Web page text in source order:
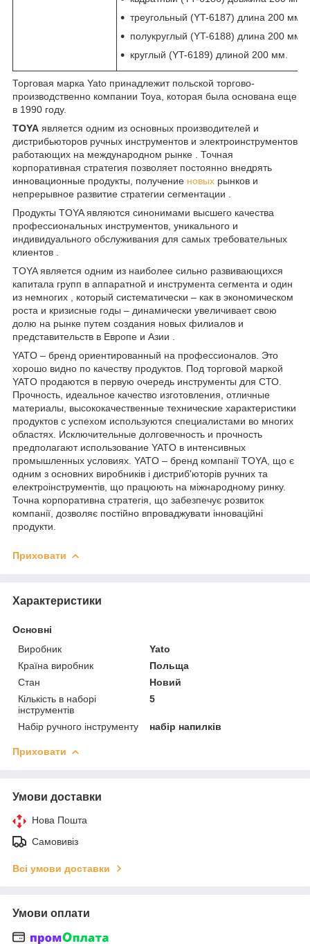
треугольный (YT-6187) длина 200 мм;
полукруглый (YT-6188) длина 200 мм;
круглый (YT-6189) длиной 200 мм.
Торговая марка Yato принадлежит польской торгово-
производственно компании Toya, которая была основана еще
в 1990 году.
TOYA является одним из основных производителей и
дистрибьюторов ручных инструментов и электроинструментов
работающих на международном рынке . Точная
корпоративная стратегия позволяет постоянно внедрять
инновационные продукты, получение новых рынков и
непрерывное развитие стратегии сегментации .
Продукты TOYA являются синонимами высшего качества
профессиональных инструментов, уникального и
индивидуального обслуживания для самых требовательных
клиентов .
TOYA является одним из наиболее сильно развивающихся
капитала групп в аппаратной и инструмента сегмента и один
из немногих , который систематически – как в экономическом
роста и кризисные годы – динамически увеличивает свою
долю на рынке путем создания новых филиалов и
представительств в Европе и Азии .
YATO – бренд ориентированный на профессионалов. Это
хорошо видно по качеству продуктов. Под торговой маркой
YATO продаются в первую очередь инструменты для СТО.
Прочность, идеальное качество изготовления, отличные
материалы, высококачественные технические характеристики
продуктов с успехом используются специалистами во многих
областях. Исключительные долговечность и прочность
предполагают использование YATO в интенсивных
промышленных условиях. YATO – бренд компанії TOYA, що є
одним з основних виробників і дистриб'юторів ручних та
електроінструментів, що працюють на міжнародному ринку.
Точна корпоративна стратегія, що забезпечує розвиток
компанії, дозволяє постійно впроваджувати інноваційні
продукти.
Приховати
Характеристики
Основні
Виробник
Yato
Країна виробник
Польща
Стан
Новий
Кількість в наборі
інструментів
5
Набір ручного інструменту набір напилків
Приховати
Умови доставки
Нова Пошта
Самовивіз
Всі умови доставки
Умови оплати